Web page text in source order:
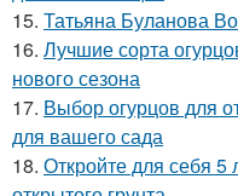
15. Татьяна Буланова
16. Лучшие сорта
нового сезона
17. Выбор огурцов для
для вашего сада
18. Откройте для себя 5